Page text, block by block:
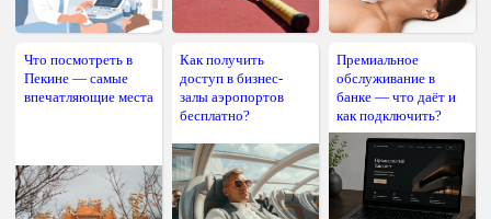
Что посмотреть в
Пекине — самые
впечатляющие места
Как получить
доступ в бизнес-
залы аэропортов
бесплатно?
Премиальное
обслуживание в
банке — что даёт и
как подключить?